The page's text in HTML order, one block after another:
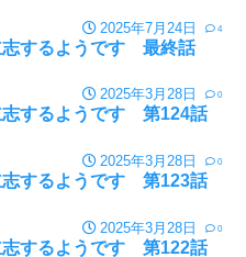
2025年7月24日 4
志するようです 最終話
2025年3月28日 0
志するようです 第124話
2025年3月28日 0
志するようです 第123話
2025年3月28日 0
志するようです 第122話